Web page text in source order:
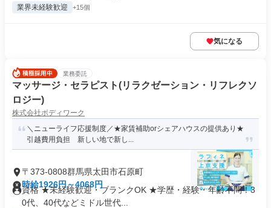
業界未経験歓迎 +15個
気になる
業務委託
マッサージ・セラピスト(リラクゼーション・リフレクソ
ロジー)
株式会社ボディワーク
＼ニューライフ応援制度／★家賃補助orシェアハウスの提供あり★
引越費用負担 新しい地で新し...
〒373-0808群馬県太田市石原町
時給1926円～4068円
資格 ★未経験歓迎・ブランクOK ★学歴・経験・年齢不問！3
0代、40代などミドル世代...